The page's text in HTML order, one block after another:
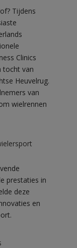
Tijdens
Clinics
tocht van
Heuvelrug.
van
wielrennen
prestaties in
deze
en